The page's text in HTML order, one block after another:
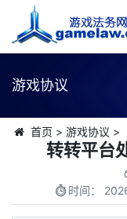
游戏协议
首页 > 游戏协议 >
转转平台
时间：